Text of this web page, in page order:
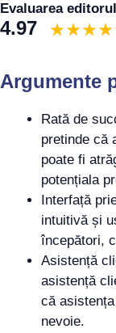
Evaluarea
4.97
Argumente
Rată de
pretinde că
poate fi
potențiala
Interfață
intuitivă și
începători,
Asistență
asistență
că
nevoie.